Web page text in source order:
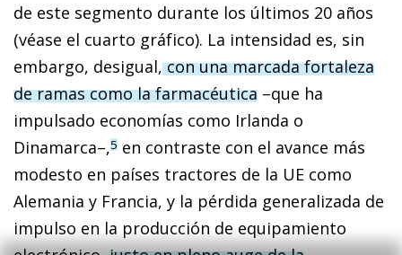
de este segmento durante los últimos 20 años
(véase el cuarto gráfico). La intensidad es, sin
embargo, desigual,con una marcada fortaleza
de ramas como la farmacéutica –que ha
impulsado economías como Irlanda o
Dinamarca–,5 en contraste con el avance más
modesto en países tractores de la UE como
Alemania y Francia, y la pérdida generalizada de
impulso en la producción de equipamiento